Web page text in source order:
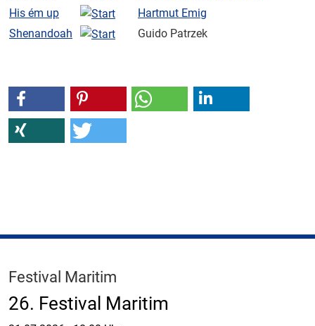
His ém up
Hartmut Emig
Shenandoah
Guido Patrzek
Festival Maritim
26. Festival Maritim